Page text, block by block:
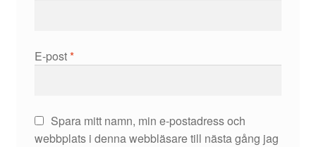
E-post*
Spara mitt namn, min e-postadress och
webbplats i denna webbläsare till nästa gång jag